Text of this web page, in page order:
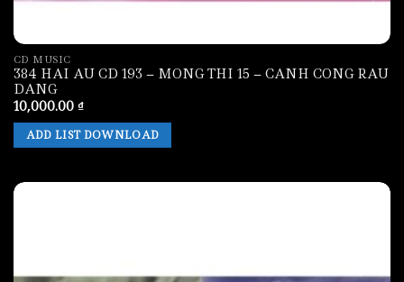
CD MUSIC
384 HAI AU CD 193 – MONG THI 15 – CANH CONG RAU
DANG
10,000.00 ₫
ADD LIST DOWNLOAD